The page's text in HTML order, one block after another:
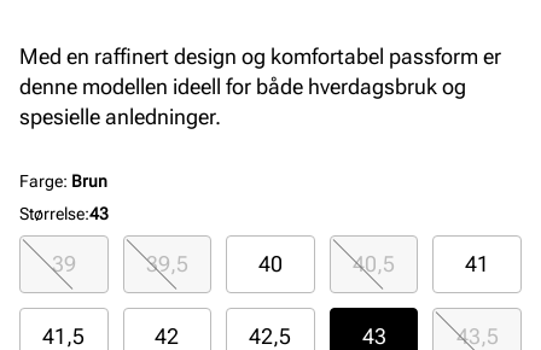
Med en raffinert design og komfortabel passform er
denne modellen ideell for både hverdagsbruk og
spesielle anledninger.
Farge: Brun
Størrelse:43
39 39,5 40 40,5 41
41,5 42 42,5 43 43,5